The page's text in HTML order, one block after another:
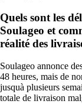
Quels sont les
Soulageo et
réalité des
Soulageo annonce
48 heures, mais de
jusquà plusieurs
totale de livraison